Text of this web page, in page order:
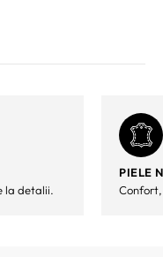
la detalii.
PIELE